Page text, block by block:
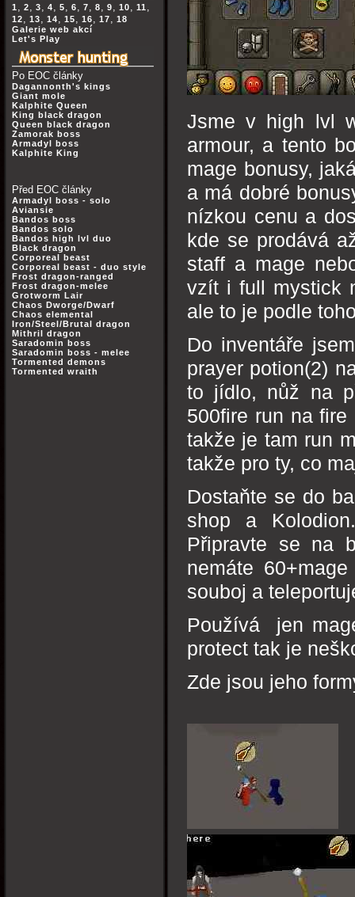
1 , 2, 3, 4, 5, 6, 7, 8, 9, 10, 11 ,
12, 13, 14, 15, 16, 17, 18
Galerie web akcí
Let's Play
Po EOC články
Dagannonth's kings
Giant mole
Kalphite Queen
King black dragon
Queen black dragon
Zamorak boss
Armadyl boss
Kalphite King
Před EOC články
Armadyl boss - solo
Aviansie
Bandos boss
Bandos solo
Bandos high lvl duo
Black dragon
Corporeal beast
Corporeal beast - duo style
Frost dragon-ranged
Frost dragon-melee
Grotworm Lair
Chaos Dworge/Dwarf
Chaos elemental
Iron/Steel/Brutal dragon
Mithril dragon
Saradomin boss
Saradomin boss - melee
Tormented demons
Tormented wraith
Jsme v high lvl
armour, a tento
mage bonusy,
a má dobré
nízkou cenu a
kde se prodává
staff a mage
vzít i full mystick
ale to je podle
Do inventáře
prayer potion(2)
to jídlo, nůž na
500fire run na
takže je tam run
takže pro ty, co
Dostaňte se do
shop a
Připravte se na
nemáte
souboj a
Používá jen
protect tak je
Zde jsou jeho